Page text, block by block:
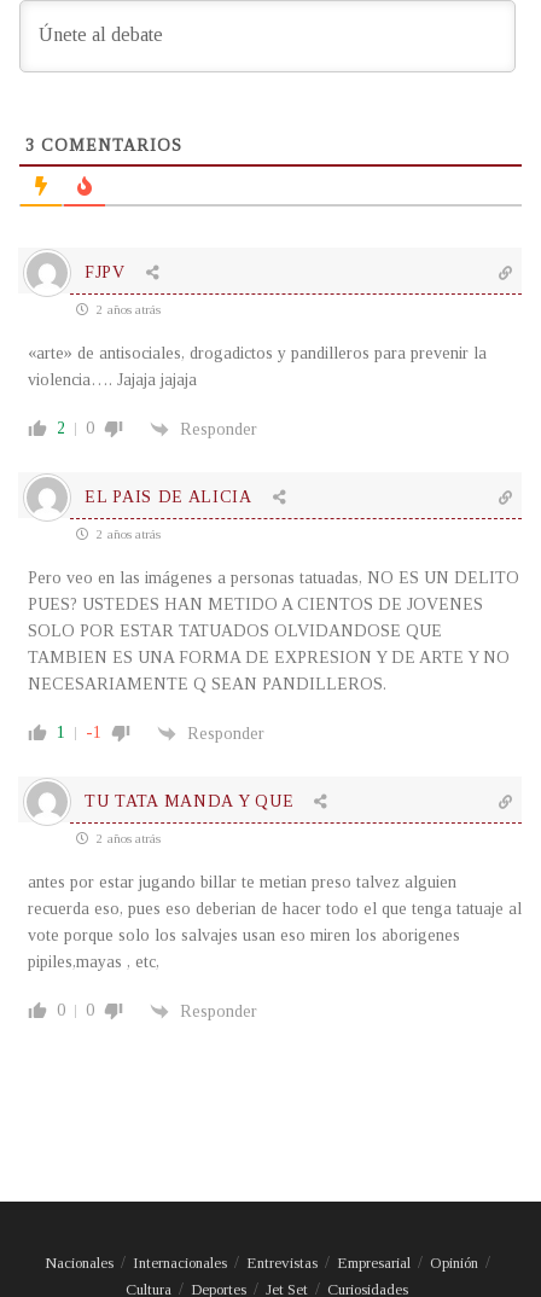
3 COMENTARIOS
FJPV
2 años atrás
«arte» de antisociales, drogadictos y pandilleros para prevenir la
violencia…. Jajaja jajaja
2 0 Responder
EL PAIS DE ALICIA
2 años atrás
Pero veo en las imágenes a personas tatuadas, NO ES UN DELITO
PUES? USTEDES HAN METIDO A CIENTOS DE JOVENES
SOLO POR ESTAR TATUADOS OLVIDANDOSE QUE
TAMBIEN ES UNA FORMA DE EXPRESION Y DE ARTE Y NO
NECESARIAMENTE Q SEAN PANDILLEROS.
1 -1 Responder
TU TATA MANDA Y QUE
2 años atrás
antes por estar jugando billar te metian preso talvez alguien
recuerda eso, pues eso deberian de hacer todo el que tenga tatuaje al
vote porque solo los salvajes usan eso miren los aborigenes
pipiles,mayas , etc,
0 0 Responder
Nacionales Internacionales Entrevistas Empresarial
Opinión
Cultura
Deportes Jet Set Curiosidades